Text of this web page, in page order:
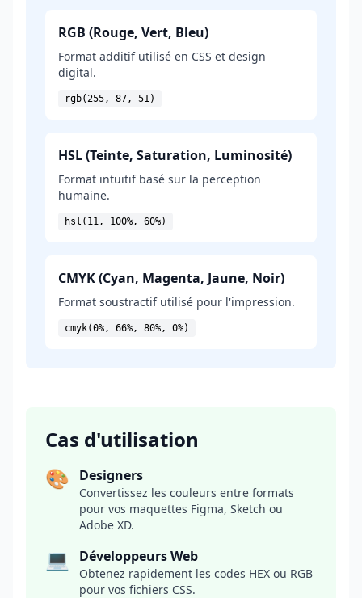
RGB (Rouge, Vert, Bleu)
Format additif utilisé en CSS et design
digital.
rgb(255, 87, 51)
HSL (Teinte, Saturation, Luminosité)
Format intuitif basé sur la perception
humaine.
hsl(11, 100%, 60%)
CMYK (Cyan, Magenta, Jaune, Noir)
Format soustractif utilisé pour l'impression.
cmyk(0%, 66%, 80%, 0%)
Cas d'utilisation
🎨
Designers
Convertissez les couleurs entre formats
pour vos maquettes Figma, Sketch ou
Adobe XD.
💻 Développeurs Web
Obtenez rapidement les codes HEX ou RGB
pour vos fichiers CSS.